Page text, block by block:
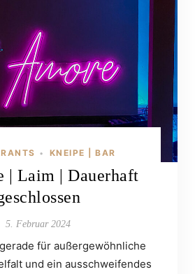
• KNEIPE | BAR
| Laim | Dauerhaft
5. Februar 2024
für außergewöhnliche
und ein ausschweifendes